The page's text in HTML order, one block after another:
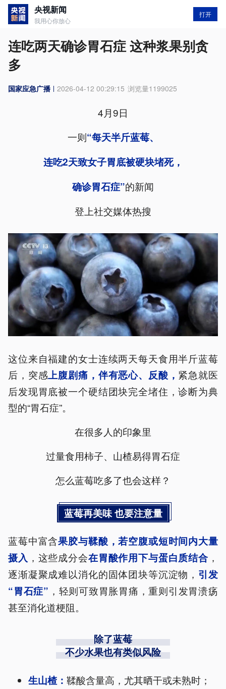
央视新闻
我用心你放心
打开
连吃两天确诊胃石症 这种浆果别贪
多
国家应急广播 2026-04-12 00:29:15 浏览量1199025
4月9日
一则“每天半斤蓝莓、
连吃2天致女子胃底被硬块堵死，
确诊胃石症”的新闻
登上社交媒体热搜
这位来自福建的女士连续两天每天食用半斤蓝莓
后，突感上腹剧痛，伴有恶心、反酸， 紧急就医
后发现胃底被一个硬结团块完全堵住，诊断为典
型的“胃石症”。
在很多人的印象里
过量食用柿子、山楂易得胃石症
怎么蓝莓吃多了也会这样？
蓝莓再美味 也要注意量
蓝莓中富含果胶与鞣酸 ，若空腹或短时间内大量
摄入 ，这些成分会在胃酸作用下与蛋白质结合 ，
逐渐凝聚成难以消化的固体团块等沉淀物， 引发
“胃石症” ，轻则可致胃胀胃痛，重则引发胃溃疡
甚至消化道梗阻。
除了蓝莓
不少水果也有类似风险
生山楂： 鞣酸含量高，尤其晒干或未熟时；